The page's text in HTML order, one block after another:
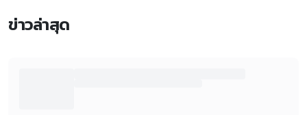
ข่าวล่าสุด